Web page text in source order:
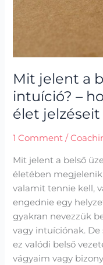
Mit jelent a
intuíció? –
élet jelzéseit
1 Comment /
Mit jelent a belső
életében
valamit tennie kell,
engednie egy
gyakran nevezzük
vagy intuíciónak. De
ez valódi belső
vágyaim vagy
hogyan
élet
jelzéseit